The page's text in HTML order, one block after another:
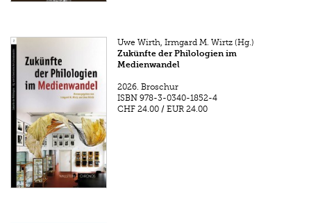
Uwe Wirth, Irmgard M. Wirtz (Hg.)
Zukünfte der Philologien im
Medienwandel
2026. Broschur
ISBN 978-3-0340-1852-4
CHF 24.00 /EUR 24.00